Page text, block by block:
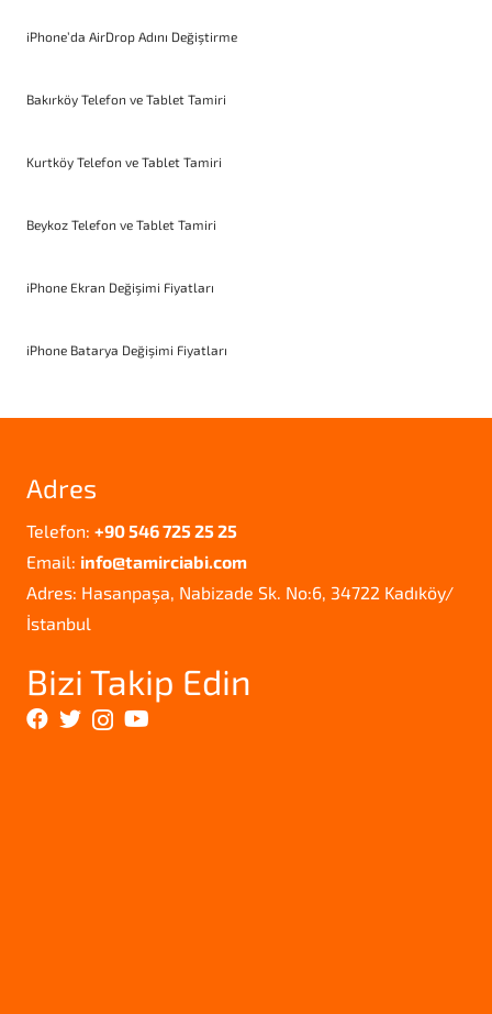
iPhone’da AirDrop Adını Değiştirme
Bakırköy Telefon ve Tablet Tamiri
Kurtköy Telefon ve Tablet Tamiri
Beykoz Telefon ve Tablet Tamiri
iPhone Ekran Değişimi Fiyatları
iPhone Batarya Değişimi Fiyatları
Adres
Telefon: +90 546 725 25 25
Email: info@tamirciabi.com
Adres: Hasanpaşa, Nabizade Sk. No:6, 34722 Kadıköy/
İstanbul
Bizi Takip Edin